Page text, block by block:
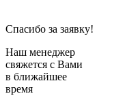
Спасибо за заявку!
Наш менеджер
свяжется с Вами
в ближайшее
время